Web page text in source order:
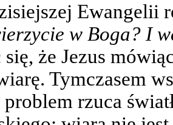
Ewangelii
w Boga? I
się, że Jezus
Tymczasem
rzuca